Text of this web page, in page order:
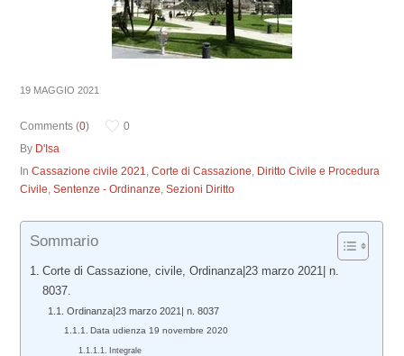
19 MAGGIO 2021
Comments (0)
0
By D'Isa
InCassazione civile 2021,Corte di Cassazione, Diritto Civile e Procedura
Civile,Sentenze - Ordinanze,Sezioni Diritto
Sommario
Corte di Cassazione, civile, Ordinanza|23 marzo 2021| n.
8037.
Ordinanza|23 marzo 2021| n. 8037
Data udienza 19 novembre 2020
Integrale